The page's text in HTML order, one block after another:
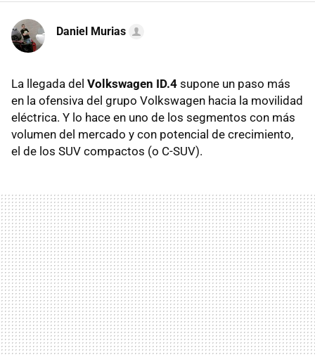
Daniel Murias
La llegada del Volkswagen ID.4 supone un paso más
en la ofensiva del grupo Volkswagen hacia la movilidad
eléctrica. Y lo hace en uno de los segmentos con más
volumen del mercado y con potencial de crecimiento,
el de los SUV compactos (o C-SUV).